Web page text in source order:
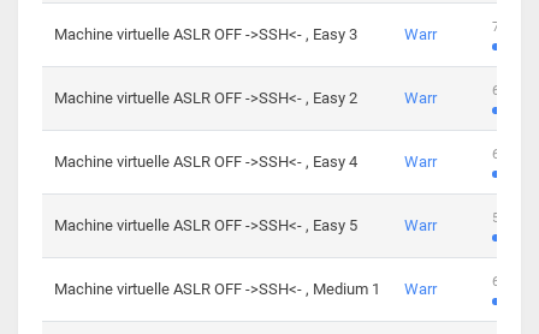
Machine virtuelle ASLR OFF ->SSH<- , Easy 3 Warr 746
Machine virtuelle ASLR OFF ->SSH<- , Easy 2 Warr 681
Machine virtuelle ASLR OFF ->SSH<- , Easy 4 Warr 645
Machine virtuelle ASLR OFF ->SSH<- , Easy 5 Warr 561
Machine virtuelle ASLR OFF ->SSH<- , Medium 1 Warr 605